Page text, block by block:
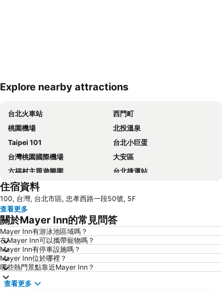
展開地圖
Explore nearby attractions
台北火車站
西門町
桃園機場
北投溫泉
Taipei 101
台北小巨蛋
台灣桃園國際機場
大安區
六福村主題遊樂園
台北捷運站
桃園高鐵站
新北投
烏來溫泉
陽明山
捷運中山站
捷運忠孝敦化站
大安森林公園
捷運忠孝復興站
內湖區
士林夜市
礁溪車站
桃園火車站
九份
住宿資料
100, 台灣, 台北市區, 忠孝西路一段50號, 5F
查看更多
關於Mayer Inn的常見問答
Mayer Inn有游泳池區域嗎？
在Mayer Inn可以攜帶寵物嗎？
Mayer Inn有停車設施嗎？
Mayer Inn位於哪裡？
哪些熱門景點靠近Mayer Inn？
查看更多